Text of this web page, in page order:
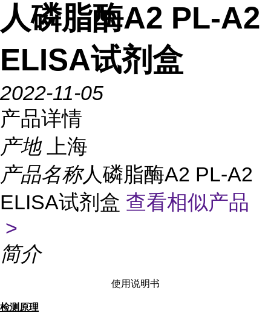
人磷脂酶A2 PL-A2
ELISA试剂盒
2022-11-05
产品详情
产地
上海
产品名称人磷脂酶A2 PL-A2
ELISA试剂盒 查看相似产品
>
简介
使用说明书
检测原理